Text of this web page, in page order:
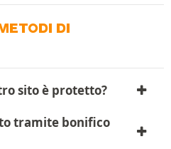
DI
sito è protetto?
tramite bonifico